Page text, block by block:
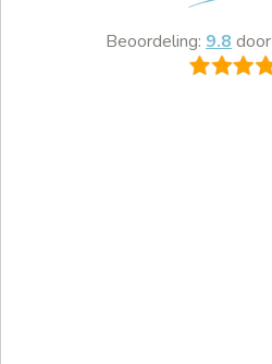
Beoordeling: 9.8 door